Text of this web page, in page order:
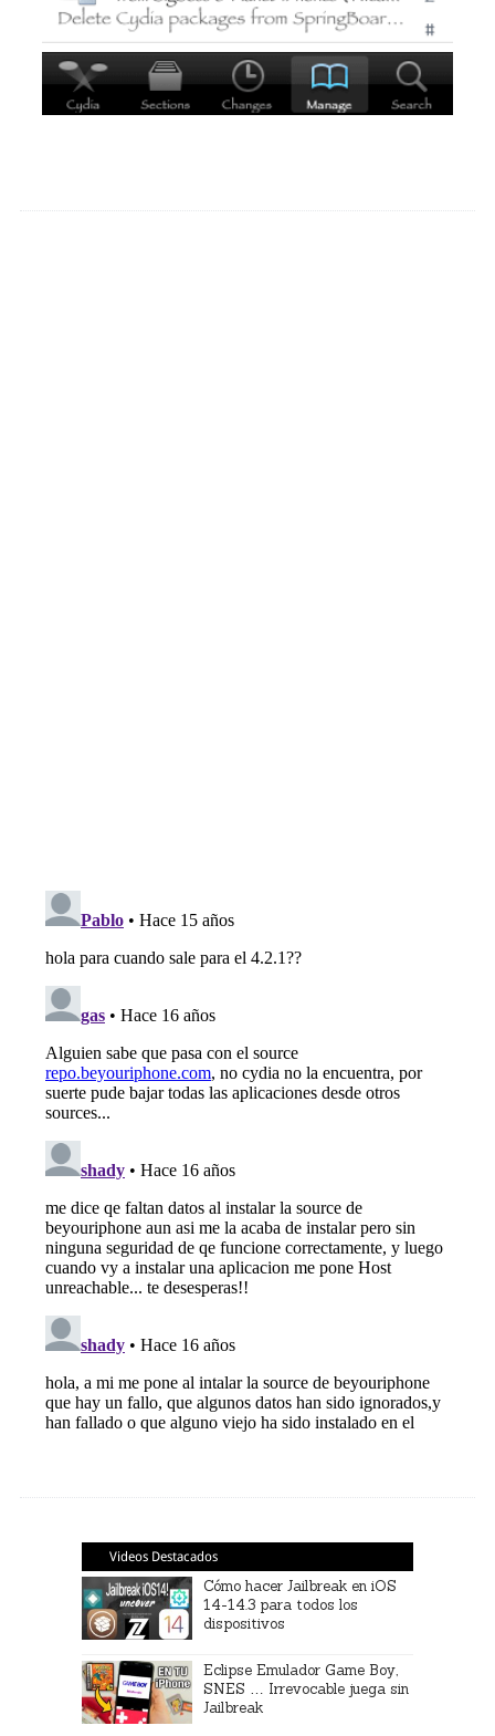
Videos Destacados
Cómo hacer Jailbreak en iOS
14-14.3 para todos los
dispositivos
Eclipse Emulador Game Boy,
SNES … Irrevocable juega sin
Jailbreak